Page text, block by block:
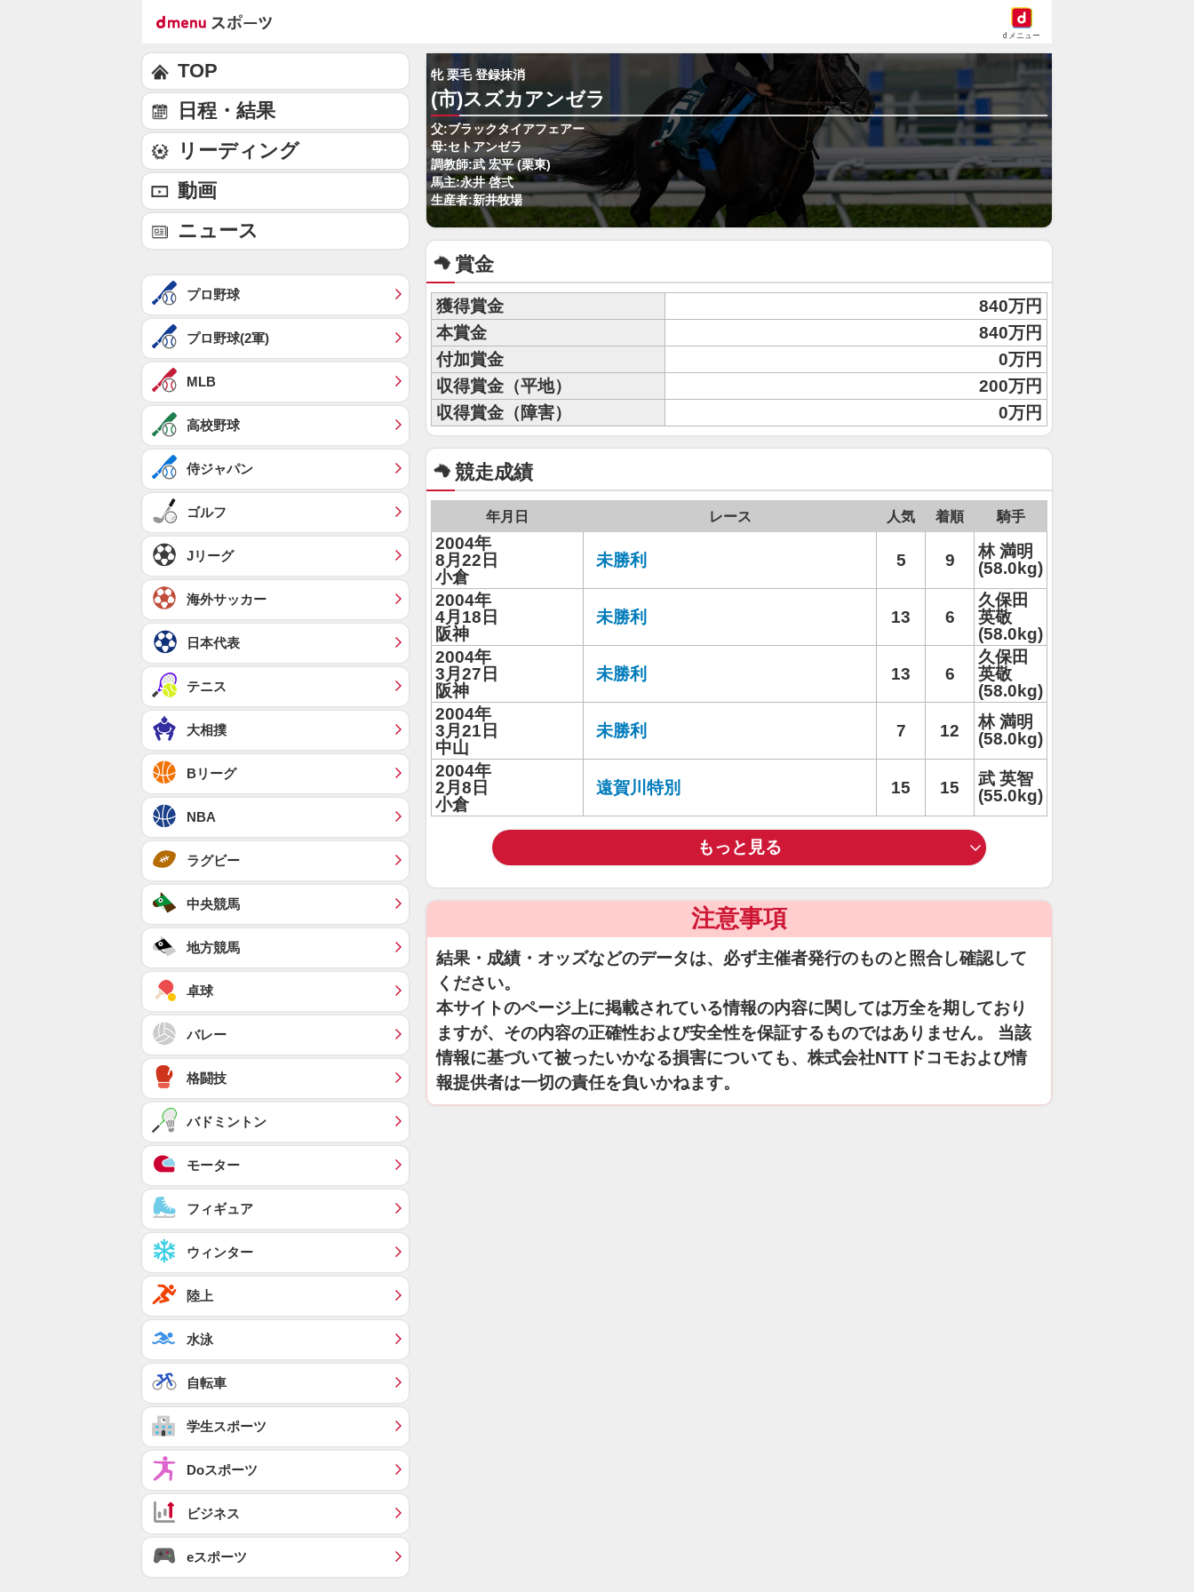
dメニュー
牝 栗毛 登録抹消
(市)スズカアンゼラ
父:ブラックタイアフェアー
母:セトアンゼラ
調教師:武 宏平 (栗東)
馬主:永井 啓弍
生産者:新井牧場
賞金
獲得賞金
840万円
本賞金
840万円
付加賞金
0万円
収得賞金（平地）
200万円
収得賞金（障害）
0万円
競走成績
年月日 レース 人気 着順 騎手
2004年
8月22日
小倉
未勝利 5 9
林 満明
(58.0kg)
2004年
4月18日
阪神
未勝利 13 6
久保田
英敬
(58.0kg)
2004年
3月27日
阪神
未勝利 13 6
久保田
英敬
(58.0kg)
2004年
3月21日
中山
未勝利 7 12
林 満明
(58.0kg)
2004年
2月8日
小倉
遠賀川特別 15 15
武 英智
(55.0kg)
もっと見る
注意事項
結果・成績・オッズなどのデータは、必ず主催者発行のものと照合し確認して
ください。
本サイトのページ上に掲載されている情報の内容に関しては万全を期しており
ますが、その内容の正確性および安全性を保証するものではありません。 当該
情報に基づいて被ったいかなる損害についても、株式会社NTTドコモおよび情
報提供者は一切の責任を負いかねます。
TOP
日程・結果
リーディング
動画
ニュース
プロ野球
プロ野球(2軍)
MLB
高校野球
侍ジャパン
ゴルフ
Jリーグ
海外サッカー
日本代表
テニス
大相撲
Bリーグ
NBA
ラグビー
中央競馬
地方競馬
卓球
バレー
格闘技
バドミントン
モーター
フィギュア
ウィンター
陸上
水泳
自転車
学生スポーツ
Doスポーツ
ビジネス
eスポーツ